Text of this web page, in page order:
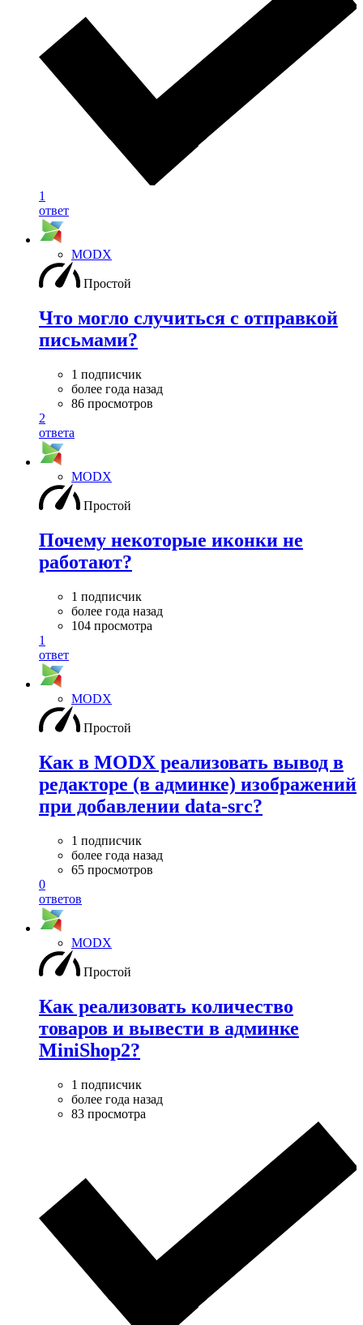
1
ответ
MODX
Простой
Что могло случиться с отправкой
письмами?
1 подписчик
более года назад
86 просмотров
2
ответа
MODX
Простой
Почему некоторые иконки не
работают?
1 подписчик
более года назад
104 просмотра
1
ответ
MODX
Простой
Как в MODX реализовать вывод в
редакторе (в админке) изображений
при добавлении data-src?
1 подписчик
более года назад
65 просмотров
0
ответов
MODX
Простой
Как реализовать количество
товаров и вывести в админке
MiniShop2?
1 подписчик
более года назад
83 просмотра